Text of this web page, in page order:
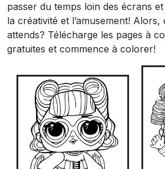
passer du temps loin des écrans
la créativité et l’amusement! Alors,
attends? Télécharge les pages à
gratuites et commence à colorer!